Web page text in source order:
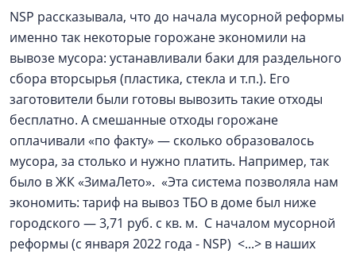
NSP рассказывала, что до начала мусорной реформы
именно так некоторые горожане экономили на
вывозе мусора: устанавливали баки для раздельного
сбора вторсырья (пластика, стекла и т.п.). Его
заготовители были готовы вывозить такие отходы
бесплатно. А смешанные отходы горожане
оплачивали «по факту» — сколько образовалось
мусора, за столько и нужно платить. Например, так
было в ЖК «ЗимаЛето». «Эта система позволяла нам
экономить: тариф на вывоз ТБО в доме был ниже
городского — 3,71 руб. с кв. м. С началом мусорной
реформы (с января 2022 года - NSP) <...> в наших